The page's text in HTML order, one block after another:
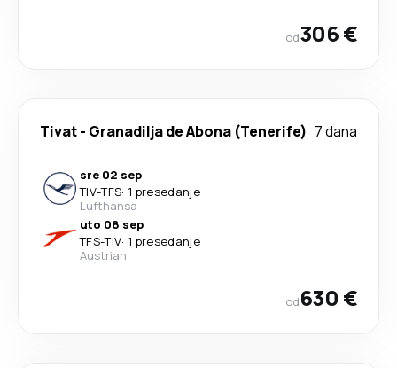
od306 €
Tivat- Granadilja de Abona (Tenerife) 7 dana
sre 02 sep
TIV-TFS· 1 presedanje
Lufthansa
uto 08 sep
TFS-TIV· 1 presedanje
Austrian
od630 €